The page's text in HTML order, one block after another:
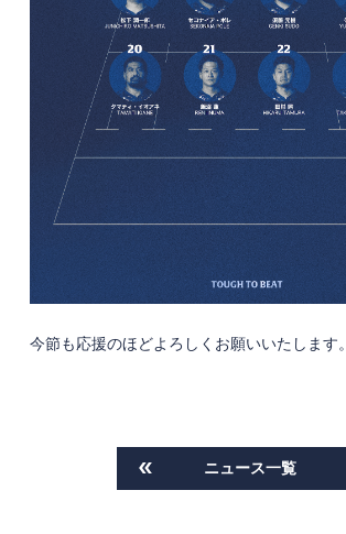
今節も応援のほどよろしくお願いいたします。
ニュース一覧